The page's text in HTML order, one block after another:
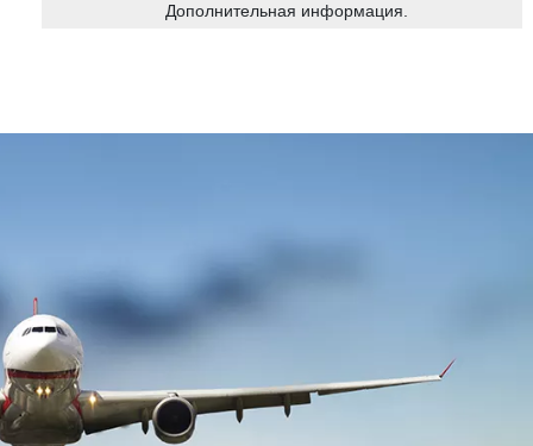
Дополнительная информация.